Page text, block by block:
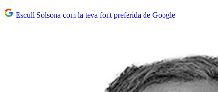
Escull Solsona com la teva font preferida de Google